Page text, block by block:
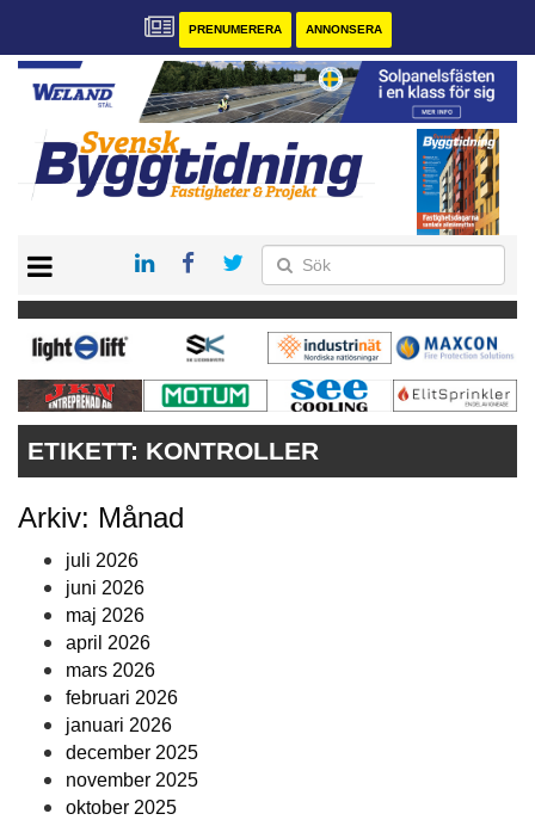
PRENUMERERA ANNONSERA
PRENUMERERA
VÅRA ANDRA MAGASIN
ANNONSERA
KONTAKT
ETIKETT: KONTROLLER
Arkiv: Månad
juli 2026
juni 2026
maj 2026
april 2026
mars 2026
februari 2026
januari 2026
december 2025
november 2025
oktober 2025